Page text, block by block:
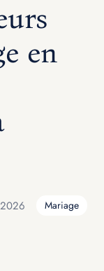
en
Mariage